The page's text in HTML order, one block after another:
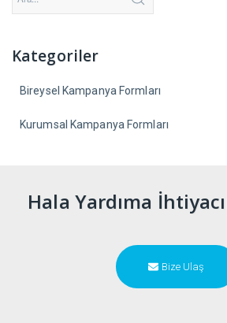
Kategoriler
Bireysel Kampanya Formları
Kurumsal Kampanya Formları
Hala Yardıma
Bize Ulaş